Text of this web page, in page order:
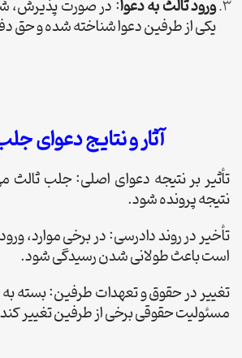
ورود ثالث به دعوا: در صورت پذیرش،
یکی از طرفین دعوا شناخته شده و حق
آثار و نتایج دعوای
تأثیر بر نتیجه دعوای اصلی: جلب ثالث
نتیجه پرونده شود.
تأخیر در روند دادرسی: در برخی موارد،
است باعث طولانی شدن رسیدگی شود.
تغییر در حقوق و تعهدات طرفین: بسته
مسئولیت حقوقی برخی از طرفین تغییر